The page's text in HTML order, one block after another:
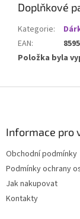
Doplňkové
Kategorie:
EAN:
Položka byla
Informace pro
Obchodní podmínky
Podmínky ochrany
Jak nakupovat
Kontakty